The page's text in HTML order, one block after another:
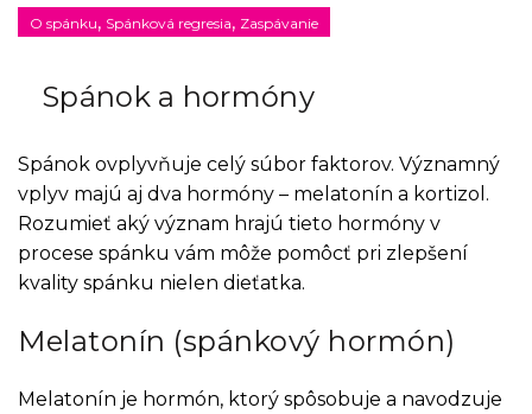
O spánku, Spánková regresia, Zaspávanie
Spánok a hormóny
Spánok ovplyvňuje celý súbor faktorov. Významný
vplyv majú aj dva hormóny – melatonín a kortizol.
Rozumieť aký význam hrajú tieto hormóny v
procese spánku vám môže pomôcť pri zlepšení
kvality spánku nielen dieťatka.
Melatonín (spánkový hormón)
Melatonín je hormón, ktorý spôsobuje a navodzuje